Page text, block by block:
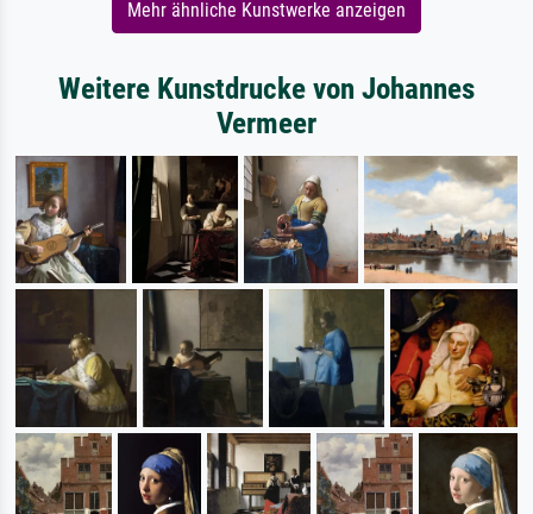
Mehr ähnliche Kunstwerke anzeigen
Weitere Kunstdrucke von Johannes
Vermeer